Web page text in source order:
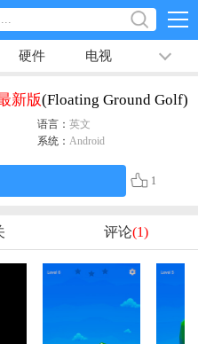
硬件 电视 排行榜
新版(Floating Ground Golf)
语言： 英文
系统： Android
1
评论(1)